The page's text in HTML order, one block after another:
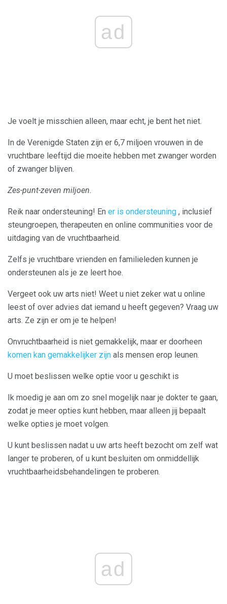
ad
Je voelt je misschien alleen, maar echt, je bent het niet.
In de Verenigde Staten zijn er 6,7 miljoen vrouwen in de
vruchtbare leeftijd die moeite hebben met zwanger worden
of zwanger blijven.
Zes-punt-zeven miljoen.
Reik naar ondersteuning! En er is ondersteuning , inclusief
steungroepen, therapeuten en online communities voor de
uitdaging van de vruchtbaarheid.
Zelfs je vruchtbare vrienden en familieleden kunnen je
ondersteunen als je ze leert hoe.
Vergeet ook uw arts niet! Weet u niet zeker wat u online
leest of over advies dat iemand u heeft gegeven? Vraag uw
arts. Ze zijn er om je te helpen!
Onvruchtbaarheid is niet gemakkelijk, maar er doorheen
komen kan gemakkelijker zijn als mensen erop leunen.
U moet beslissen welke optie voor u geschikt is
Ik moedig je aan om zo snel mogelijk naar je dokter te gaan,
zodat je meer opties kunt hebben, maar alleen jij bepaalt
welke opties je moet volgen.
U kunt beslissen nadat u uw arts heeft bezocht om zelf wat
langer te proberen, of u kunt besluiten om onmiddellijk
vruchtbaarheidsbehandelingen te proberen.
ad